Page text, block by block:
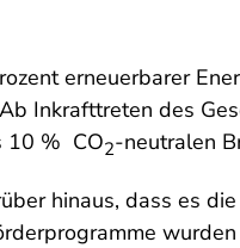
erneuerbarer
Inkrafttreten des
10 % CO2-neutralen
hinaus, dass es